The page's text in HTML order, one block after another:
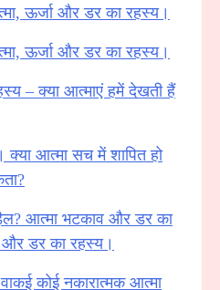
ऊर्जा और डर का रहस्य।
ऊर्जा और डर का रहस्य।
– क्या आत्माएं हमें देखती हैं
आत्मा सच में शापित हो
आत्मा भटकाव और डर का
डर का रहस्य।
कोई नकारात्मक आत्मा